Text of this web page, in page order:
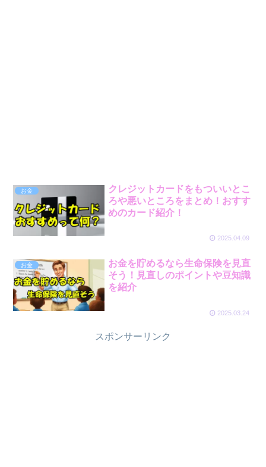
お金
クレジットカードをもついいとこ
ろや悪いところをまとめ！おすす
めのカード紹介！
2025.04.09
お金
お金を貯めるなら生命保険を見直
そう！見直しのポイントや豆知識
を紹介
2025.03.24
スポンサーリンク